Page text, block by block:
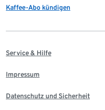
Kaffee-Abo kündigen
Service & Hilfe
Impressum
Datenschutz und Sicherheit